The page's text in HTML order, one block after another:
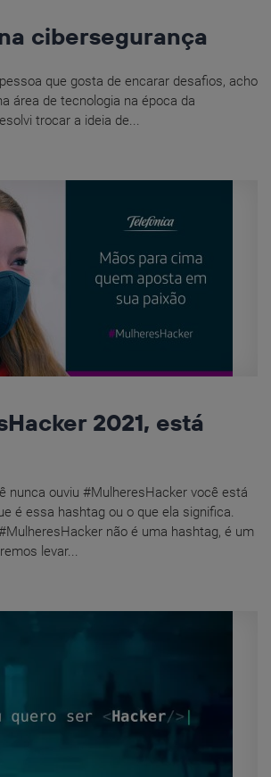
cibersegurança
que gosta de encarar desafios, acho
área de tecnologia na época da
trocar a ideia de...
2021, está
nunca ouviu #MulheresHacker você está
é essa hashtag ou o que ela significa.
não é uma hashtag, é um
levar...